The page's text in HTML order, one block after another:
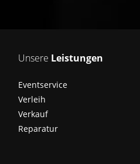
Unsere Leistungen
Eventservice
Verleih
Verkauf
Reparatur